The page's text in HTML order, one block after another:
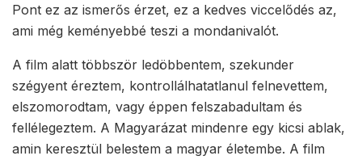
Pont ez az ismerős érzet, ez a kedves viccelődés az,
ami még keményebbé teszi a mondanivalót.
A film alatt többször ledöbbentem, szekunder
szégyent éreztem, kontrollálhatatlanul felnevettem,
elszomorodtam, vagy éppen felszabadultam és
fellélegeztem. A Magyarázat mindenre egy kicsi ablak,
amin keresztül belestem a magyar életembe. A film